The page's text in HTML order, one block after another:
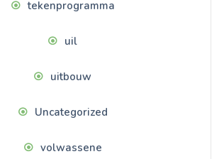
tekenprogramma
uil
uitbouw
Uncategorized
volwassene